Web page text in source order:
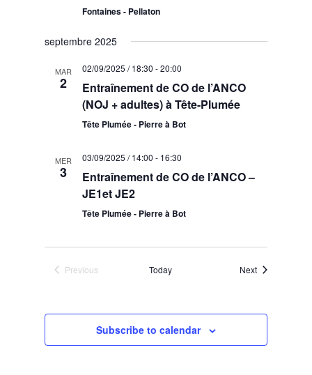
Fontaines - Pellaton
septembre 2025
MAR
2
02/09/2025 / 18:30 -20:00
Entraînement de CO de l’ANCO
(NOJ + adultes) à Tête-Plumée
Tête Plumée - Pierre à Bot
MER
3
03/09/2025 / 14:00 - 16:30
Entraînement de CO de l’ANCO –
JE1et JE2
Tête Plumée - Pierre à Bot
Previous
Today NextEvents
Subscribe to calendar